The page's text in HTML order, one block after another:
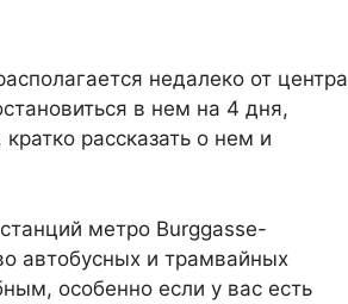
недалеко от центра
в нем на 4 дня,
рассказать о нем и
метро Burggasse-
автобусных и трамвайных
особенно если у вас есть